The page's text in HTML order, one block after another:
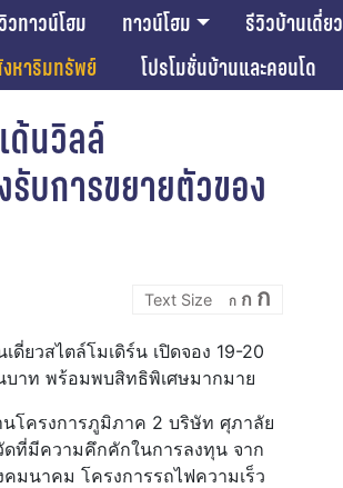
วทาวน์โฮม ทาวน์โฮม รีวิวบ้านเดี่ยว
หาริมทรัพย์ โปรโมชั่นบ้านและคอนโด
ด้นวิลล์
บการขยายตัวของ
ก
Decrease
font
size.
ก Reset
font
ก
เดี่ยวสไตล์โมเดิร์น เปิดจอง 19-20
าท พร้อมพบสิทธิพิเศษมากมาย
นโครงการภูมิภาค 2 บริษัท ศุภาลัย
ดที่มีความคึกคักในการลงทุน จาก
มนาคม โครงการรถไฟความเร็ว